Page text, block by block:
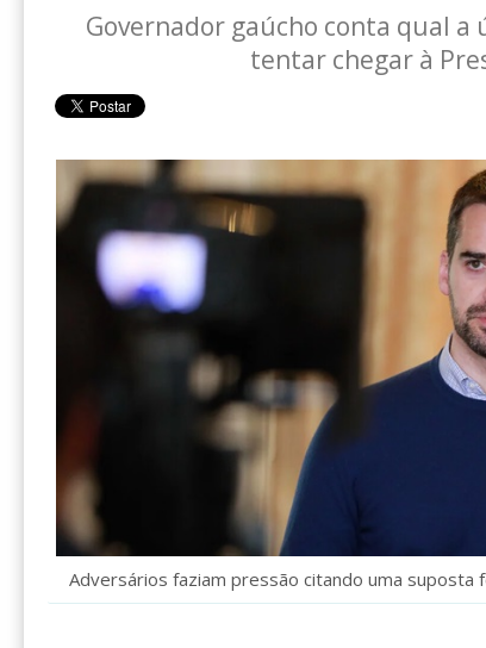
Governador gaúcho conta qual a
tentar chegar à
Adversários faziam pressão citando uma